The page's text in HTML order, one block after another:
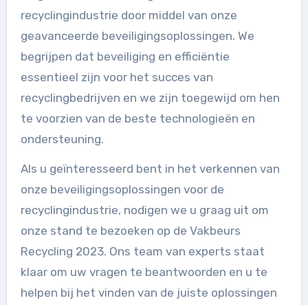
recyclingindustrie door middel van onze
geavanceerde beveiligingsoplossingen. We
begrijpen dat beveiliging en efficiëntie
essentieel zijn voor het succes van
recyclingbedrijven en we zijn toegewijd om hen
te voorzien van de beste technologieën en
ondersteuning.
Als u geïnteresseerd bent in het verkennen van
onze beveiligingsoplossingen voor de
recyclingindustrie, nodigen we u graag uit om
onze stand te bezoeken op de Vakbeurs
Recycling 2023. Ons team van experts staat
klaar om uw vragen te beantwoorden en u te
helpen bij het vinden van de juiste oplossingen